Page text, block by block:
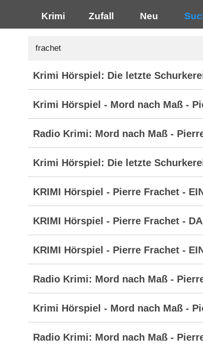
Krimi Zufall Neu
Krimi Hörspiel: Die letzte
Krimi Hörspiel - Mord nach Maß -
Radio Krimi: Mord nach Maß -
Krimi Hörspiel: Die letzte
KRIMI Hörspiel - Pierre Frachet -
KRIMI Hörspiel - Pierre Frachet -
KRIMI Hörspiel - Pierre Frachet -
Radio Krimi: Mord nach Maß -
Krimi Hörspiel - Mord nach Maß -
Radio Krimi: Mord nach Maß -